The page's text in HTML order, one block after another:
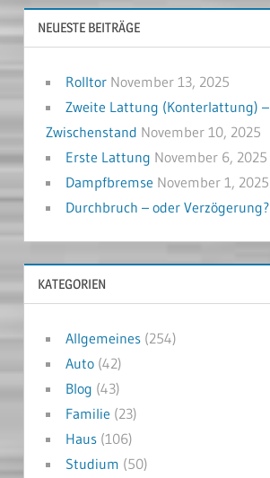
NEUESTE BEITRÄGE
Rolltor November 13, 2025
Zweite Lattung (Konterlattung) –
Zwischenstand November 10, 2025
Erste Lattung November 6, 2025
Dampfbremse November 1, 2025
Durchbruch – oder Verzögerung?
KATEGORIEN
Allgemeines(254)
Auto(42)
Blog (43)
Familie (23)
Haus(106)
Studium (50)